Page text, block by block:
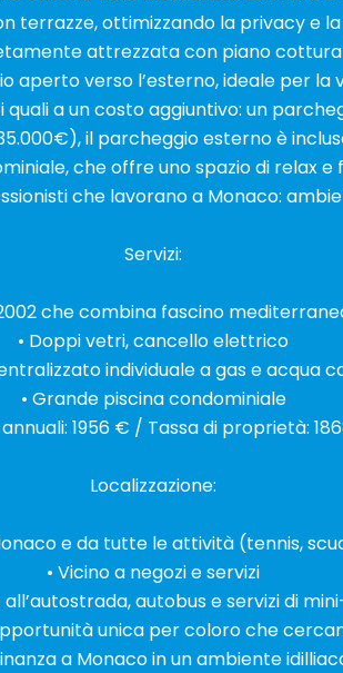
terrazze, ottimizzando la privacy e
attrezzata con piano
aperto verso l’esterno, ideale per la
quali a un costo aggiuntivo: un
il parcheggio esterno è
che offre uno spazio di relax e
che lavorano a Monaco:
Servizi:
che combina fascino
• Doppi vetri, cancello elettrico
individuale a gas e acqua
• Grande piscina condominiale
annuali: 1956 € / Tassa di proprietà:
Localizzazione:
e da tutte le attività (tennis,
• Vicino a negozi e servizi
all’autostrada, autobus e servizi di
unica per coloro che
a Monaco in un ambiente